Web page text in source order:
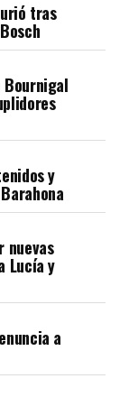
tras
y
nuevas
Lucía y
a